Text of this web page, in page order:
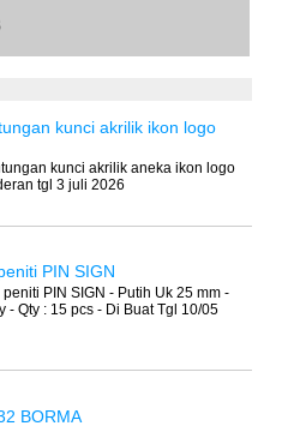
kunci akrilik ikon logo
kunci akrilik aneka ikon logo
tgl 3 juli 2026
PIN SIGN
PIN SIGN - Putih Uk 25 mm -
- Qty : 15 pcs - Di Buat Tgl 10/05
BORMA